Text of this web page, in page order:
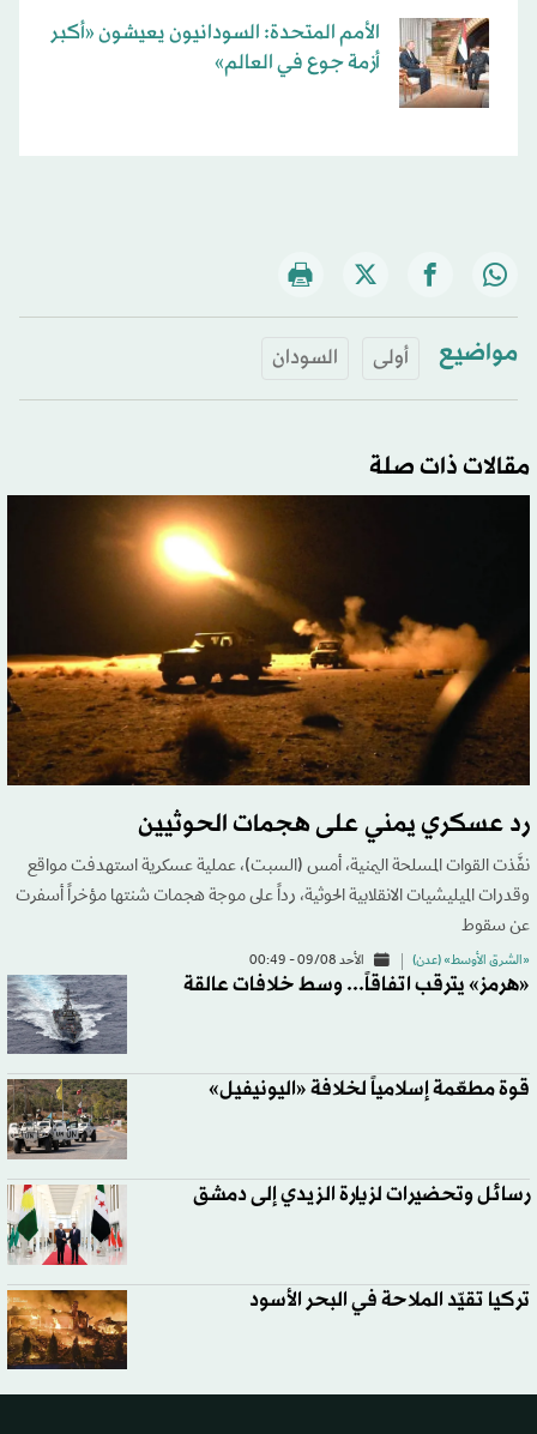
الأمم المتحدة: السودانيون يعيشون «أكبر
أزمة جوع في العالم»
مواضيع أولى السودان
مقالات ذات صلة
رد عسكري يمني على هجمات الحوثيين
نفَّذت القوات المسلحة اليمنية، أمس (السبت)، عملية عسكرية استهدفت مواقع
وقدرات الميليشيات الانقلابية الحوثية، رداً على موجة هجمات شنتها مؤخراً أسفرت
عن سقوط
«الشرق الأوسط» (عدن) الأحد 09/08 - 00:49
«هرمز» يترقب اتفاقاً... وسط خلافات عالقة
قوة مطعّمة إسلامياً لخلافة «اليونيفيل»
رسائل وتحضيرات لزيارة الزيدي إلى دمشق
تركيا تقيّد الملاحة في البحر الأسود